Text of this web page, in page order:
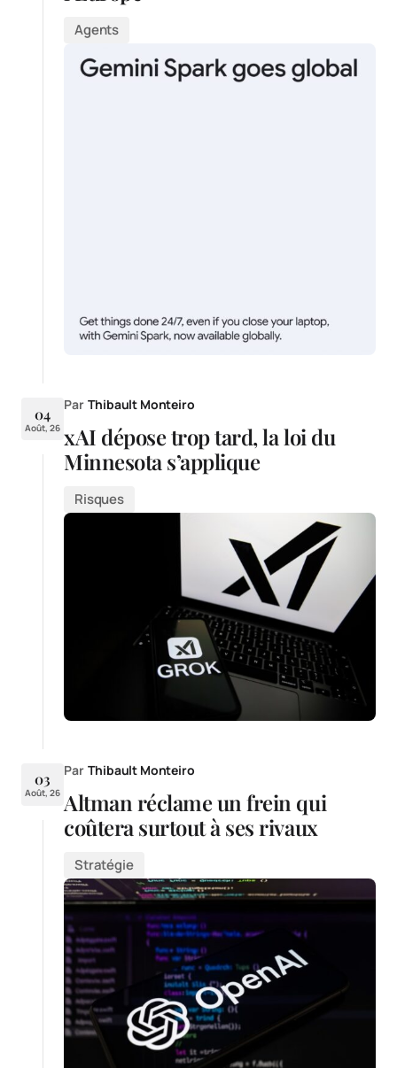
Agents
04
Août, 26
Par Thibault Monteiro
xAI dépose trop tard, la loi du
Minnesota s’applique
Risques
03
Août, 26
Par Thibault Monteiro
Altman réclame un frein qui
coûtera surtout à ses rivaux
Stratégie